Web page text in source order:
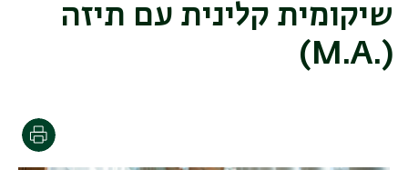
שיקומית קלינית עם תיזה
(.M.A)